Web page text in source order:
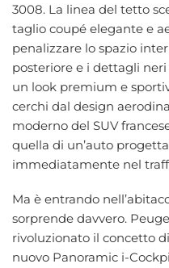
3008. La linea del tetto
taglio coupé elegante e
penalizzare lo spazio
posteriore e i dettagli
un look premium e
cerchi dal design
moderno del SUV
quella di un’auto
immediatamente nel
Ma è entrando
sorprende davvero.
rivoluzionato il concetto
nuovo Panoramic i-